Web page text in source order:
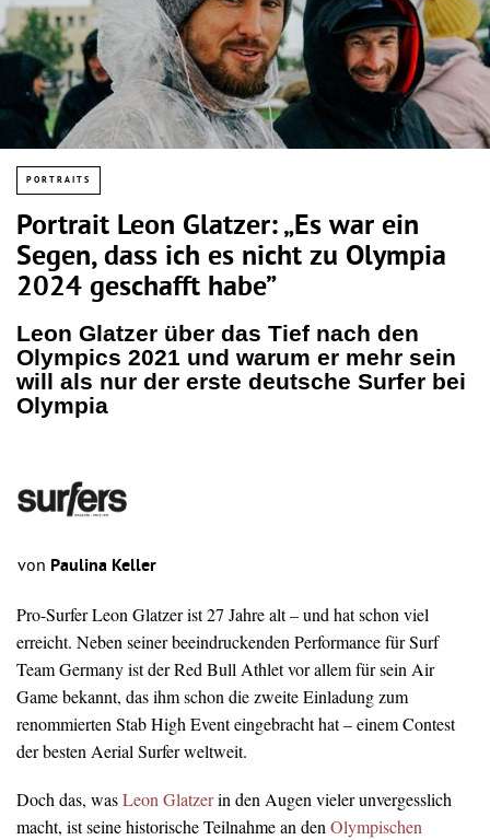
PORTRAITS
Portrait Leon Glatzer: „Es war ein
Segen, dass ich es nicht zu Olympia
2024 geschafft habe”
Leon Glatzer über das Tief nach den
Olympics 2021 und warum er mehr sein
will als nur der erste deutsche Surfer bei
Olympia
von Paulina Keller
Pro-Surfer Leon Glatzer ist 27 Jahre alt – und hat schon viel
erreicht. Neben seiner beeindruckenden Performance für Surf
Team Germany ist der Red Bull Athlet vor allem für sein Air
Game bekannt, das ihm schon die zweite Einladung zum
renommierten Stab High Event eingebracht hat – einem Contest
der besten Aerial Surfer weltweit.
Doch das, wasLeon Glatzerin den Augen vieler unvergesslich
macht, ist seine historische Teilnahme an den Olympischen